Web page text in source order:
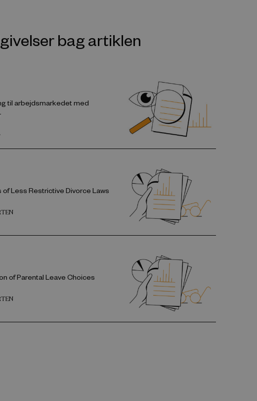
bag artiklen
til arbejdsmarkedet med
Less Restrictive Divorce Laws
of Parental Leave Choices